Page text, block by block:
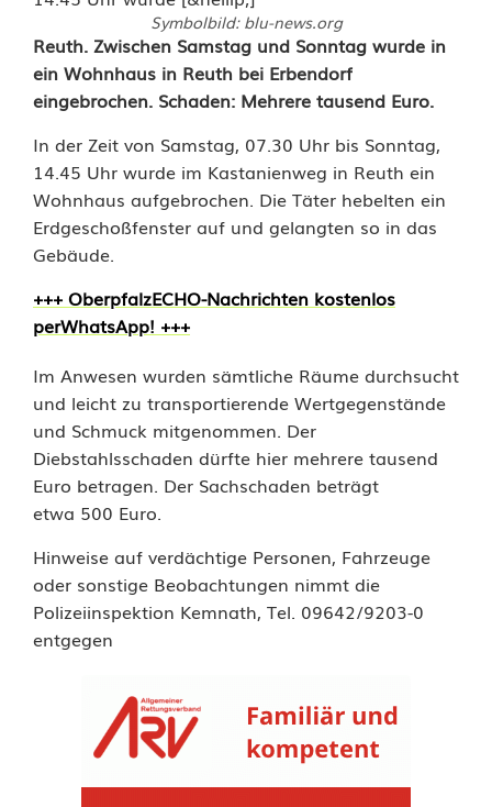
Symbolbild: blu-news.org
E
i
n
b
r
e
c
h
e
r
a
u
c
h
i
Reuth. Zwischen Samstag und Sonntag wurde in
ein Wohnhaus in Reuth bei Erbendorf
eingebrochen. Schaden: Mehrere tausend Euro.
In der Zeit von Samstag, 07.30 Uhr bis Sonntag,
14.45 Uhr wurde im Kastanienweg in Reuth ein
Wohnhaus aufgebrochen. Die Täter hebelten ein
Erdgeschoßfenster auf und gelangten so in das
Gebäude.
+++ OberpfalzECHO-Nachrichten kostenlos
perWhatsApp! +++
Im Anwesen wurden sämtliche Räume durchsucht
und leicht zu transportierende Wertgegenstände
und Schmuck mitgenommen. Der
Diebstahlsschaden dürfte hier mehrere tausend
Euro betragen. Der Sachschaden beträgt
etwa 500 Euro.
Hinweise auf verdächtige Personen, Fahrzeuge
oder sonstige Beobachtungen nimmt die
Polizeiinspektion Kemnath, Tel. 09642/9203-0
entgegen